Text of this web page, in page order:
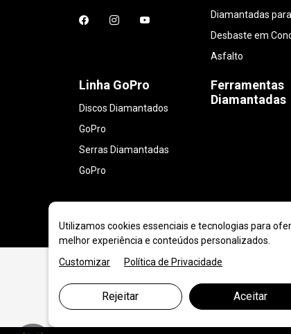
Diamantadas para
Desbaste em
Asfalto
Linha GoPro
Discos Diamantados
GoPro
Serras Diamantadas
GoPro
Ferramentas
Diamantadas
Utilizamos cookies essenciais e tecnologias para
melhor experiência e conteúdos personalizados.
Customizar
Política de Privacidade
Rejeitar Aceitar